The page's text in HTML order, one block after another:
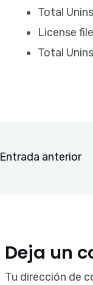
Total
License
Total
Entrada anterior
Deja un
Tu dirección de